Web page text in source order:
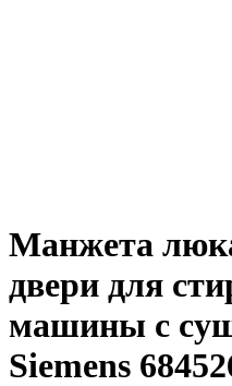
Манжета
двери для
машины с
Siemens